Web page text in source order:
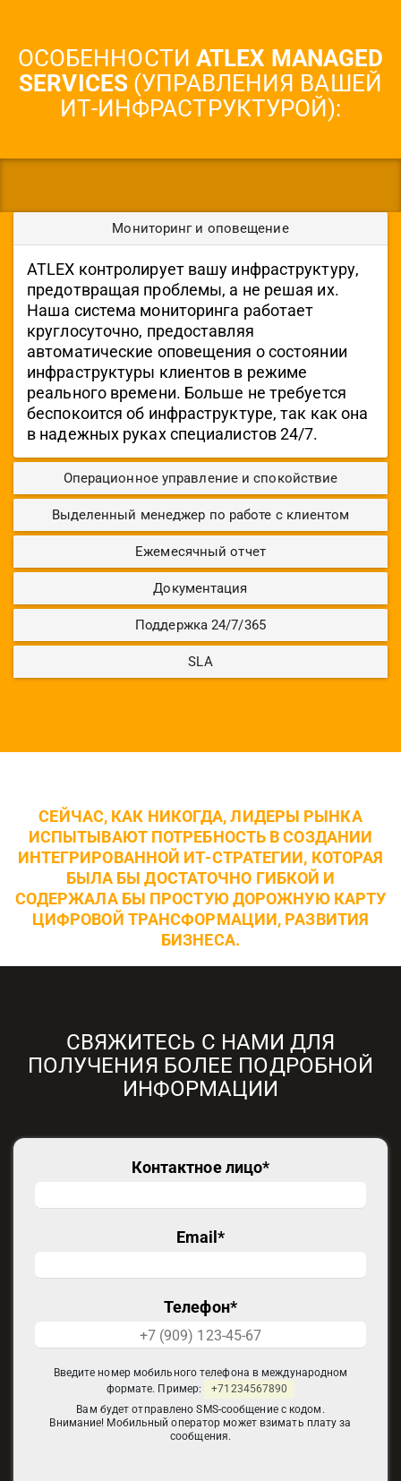
ОСОБЕННОСТИ ATLEX MANAGED
SERVICES (УПРАВЛЕНИЯ ВАШЕЙ
ИТ-ИНФРАСТРУКТУРОЙ):
Мониторинг и оповещение
ATLEX контролирует вашу инфраструктуру,
предотвращая проблемы, а не решая их.
Наша система мониторинга работает
круглосуточно, предоставляя
автоматические оповещения о состоянии
инфраструктуры клиентов в режиме
реального времени. Больше не требуется
беспокоится об инфраструктуре, так как она
в надежных руках специалистов 24/7.
Операционное управление и спокойствие
Выделенный менеджер по работе с клиентом
Ежемесячный отчет
Документация
Поддержка 24/7/365
SLA
СЕЙЧАС, КАК НИКОГДА, ЛИДЕРЫ РЫНКА
ИСПЫТЫВАЮТ ПОТРЕБНОСТЬ В СОЗДАНИИ
ИНТЕГРИРОВАННОЙ ИТ-СТРАТЕГИИ, КОТОРАЯ
БЫЛА БЫ ДОСТАТОЧНО ГИБКОЙ И
СОДЕРЖАЛА БЫ ПРОСТУЮ ДОРОЖНУЮ КАРТУ
ЦИФРОВОЙ ТРАНСФОРМАЦИИ, РАЗВИТИЯ
БИЗНЕСА.
СВЯЖИТЕСЬ С НАМИ ДЛЯ
ПОЛУЧЕНИЯ БОЛЕЕ ПОДРОБНОЙ
ИНФОРМАЦИИ
Контактное лицо*
Email*
Телефон*
Введите номер мобильного телефона в международном
формате. Пример:
+71234567890
Вам будет отправлено SMS-сообщение с кодом.
Внимание! Мобильный оператор может взимать плату за
сообщения.